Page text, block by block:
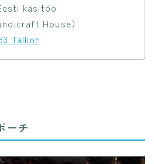
käsitöö
House）
Tallinn
ーチ